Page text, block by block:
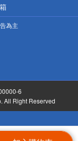
為主
6
All Right Reserved